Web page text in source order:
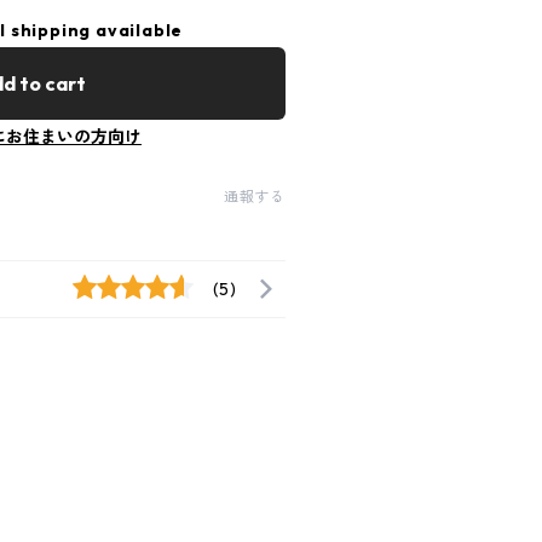
shipping available
to cart
お住まいの方向け
通報する
(5)